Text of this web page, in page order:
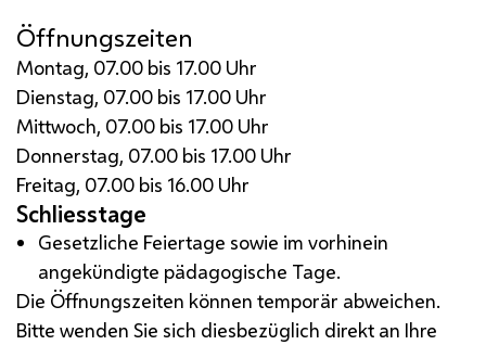
Öffnungszeiten
Montag, 07.00 bis 17.00 Uhr
Dienstag, 07.00 bis 17.00 Uhr
Mittwoch, 07.00 bis 17.00 Uhr
Donnerstag, 07.00 bis 17.00 Uhr
Freitag, 07.00 bis 16.00 Uhr
Schliesstage
Gesetzliche Feiertage sowie im vorhinein
angekündigte pädagogische Tage.
Die Öffnungszeiten können temporär abweichen.
Bitte wenden Sie sich diesbezüglich direkt an Ihre